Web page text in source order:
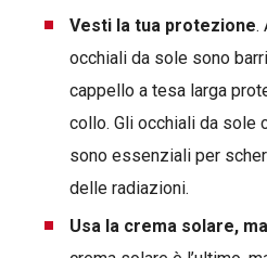
Vesti la tua protezione.
occhiali da sole sono
cappello a tesa larga
collo. Gli occhiali da sole
sono essenziali per
delle radiazioni.
Usa la crema solare,